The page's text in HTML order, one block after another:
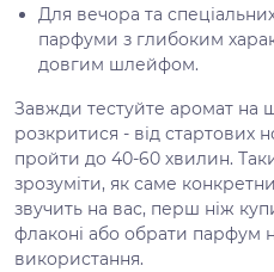
Для вечора та
парфуми з глибоким
довгим шлейфом.
Завжди тестуйте аромат на
розкритися - від стартових
пройти до 40-60 хвилин.
зрозуміти, як саме
звучить на вас, перш ніж
флаконі або обрати парфум
використання.